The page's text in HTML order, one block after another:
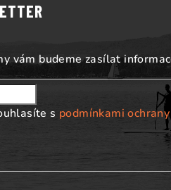
vám budeme zasílat
s podmínkami